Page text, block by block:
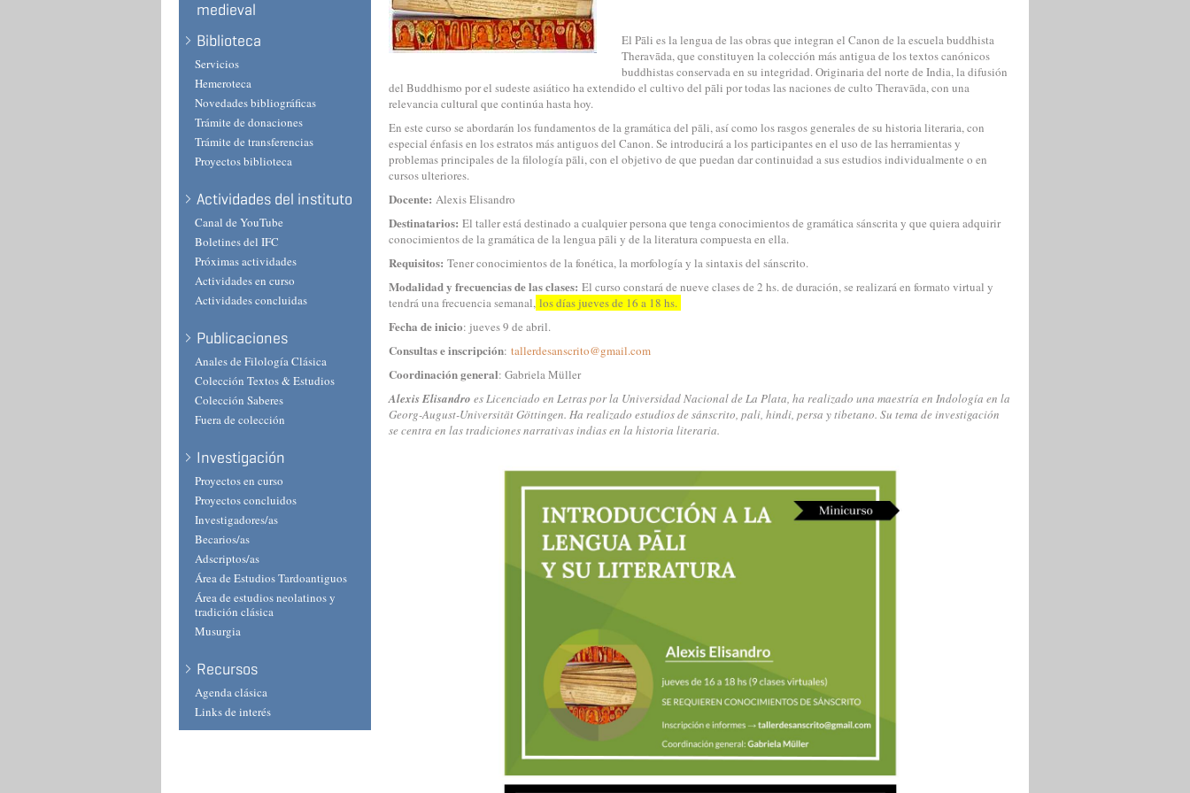
medieval
Biblioteca
Servicios
Hemeroteca
Novedades bibliográficas
Trámite de donaciones
Trámite de transferencias
Proyectos biblioteca
Actividades del instituto
Canal de YouTube
Boletines del IFC
Próximas actividades
Actividades en curso
Actividades concluidas
Publicaciones
Anales de Filología Clásica
Colección Textos & Estudios
Colección Saberes
Fuera de colección
Investigación
Proyectos en curso
Proyectos concluidos
Investigadores/as
Becarios/as
Adscriptos/as
Área de Estudios Tardoantiguos
Área de estudios neolatinos y
tradición clásica
Musurgia
Recursos
Agenda clásica
Links de interés
El Pāli es la lengua de las obras que integran el Canon de la escuela buddhista
Theravāda, que constituyen la colección más antigua de los textos canónicos
buddhistas conservada en su integridad. Originaria del norte de India, la difusión
del Buddhismo por el sudeste asiático ha extendido el cultivo del pāli por todas las naciones de culto Theravāda, con una
relevancia cultural que continúa hasta hoy.
En este curso se abordarán los fundamentos de la gramática del pāli, así como los rasgos generales de su historia literaria, con
especial énfasis en los estratos más antiguos del Canon. Se introducirá a los participantes en el uso de las herramientas y
problemas principales de la filología pāli, con el objetivo de que puedan dar continuidad a sus estudios individualmente o en
cursos ulteriores.
Docente: Alexis Elisandro
Destinatarios: El taller está destinado a cualquier persona que tenga conocimientos de gramática sánscrita y que quiera adquirir
conocimientos de la gramática de la lengua pāli y de la literatura compuesta en ella.
Requisitos: Tener conocimientos de la fonética, la morfología y la sintaxis del sánscrito.
Modalidad y frecuencias de las clases: El curso constará de nueve clases de 2 hs. de duración, se realizará en formato virtual y
tendrá una frecuencia semanal, los días jueves de 16 a 18 hs.
Fecha de inicio: jueves 9 de abril.
Consultas e inscripción: tallerdesanscrito@gmail.com
Coordinación general: Gabriela Müller
Alexis Elisandro es Licenciado en Letras por la Universidad Nacional de La Plata, ha realizado una maestría en Indología en la
Georg-August-Universität Göttingen. Ha realizado estudios de sánscrito, pali, hindi, persa y tibetano. Su tema de investigación
se centra en las tradiciones narrativas indias en la historia literaria.